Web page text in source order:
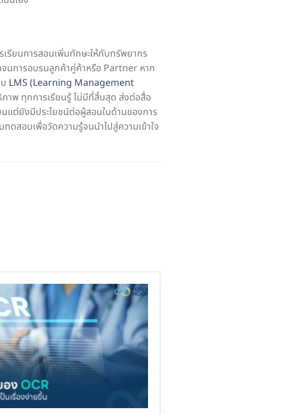
รียนการสอนเพิ่มทักษะให้กับทรัพยากร
นการอบรมลูกค้าคู่ค้าหรือ Partner หาก
LMS (Learning Management
าพ ทุกการเรียนรู้ ไม่มีที่สิ้นสุด ส่งต่อสื่อ
แต่ยังมีประโยชน์ต่อผู้สอนในด้านของการ
ดสอบเพื่อวัดความรู้จนนำไปสู่ความเข้าใจ